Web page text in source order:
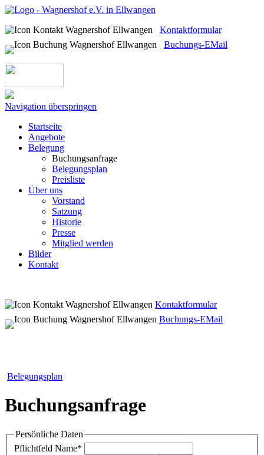
Kontaktformular
Buchungs-EMail
Navigation überspringen
Startseite
Angebote
Belegung
Buchungsanfrage
Belegungsplan
Preisliste
Über uns
Vorstand
Satzung
Historie
Presse
Mitglied werden
Bilder
Kontakt
Kontaktformular
Buchungs-EMail
Belegungsplan
Buchungsanfrage
Persönliche Daten
Pflichtfeld Name*